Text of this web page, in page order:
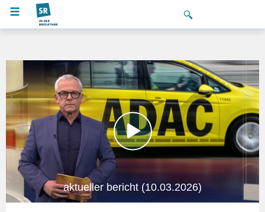
aktueller bericht (10.03.2026)